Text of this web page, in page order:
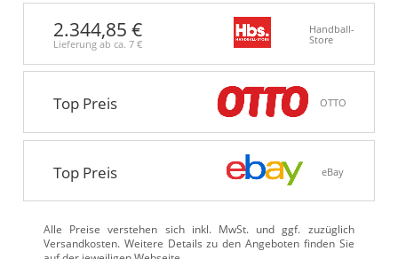
2.344,85 €
Lieferung ab ca. 7 €
Handball-
Store
Top Preis OTTO
Top Preis eBay
Alle Preise verstehen sich inkl. MwSt. und ggf. zuzüglich
Versandkosten. Weitere Details zu den Angeboten finden Sie